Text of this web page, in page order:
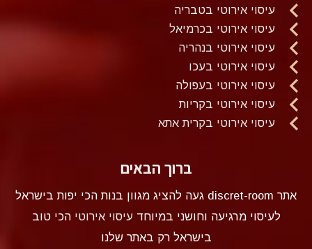
עיסוי אירוטי בטבריה
עיסוי אירוטי בכרמיאל
עיסוי אירוטי בנהריה
עיסוי אירוטי בעכו
עיסוי אירוטי בעפולה
עיסוי אירוטי בקריות
עיסוי אירוטי בקרית אתא
ברוך הבאים
אתר discret-room געה להציג מגוון בנות הכי יפות בישראל
לעיסוי מרגיעה וחושני במיוחדעיסוי אירוטי הכי טוב
בישראל רק באתר שלנו